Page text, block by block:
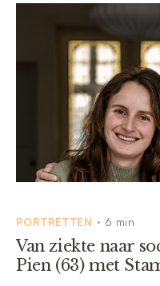
PORTRETTEN • 6 min
Van ziekte naar
Pien (63) met